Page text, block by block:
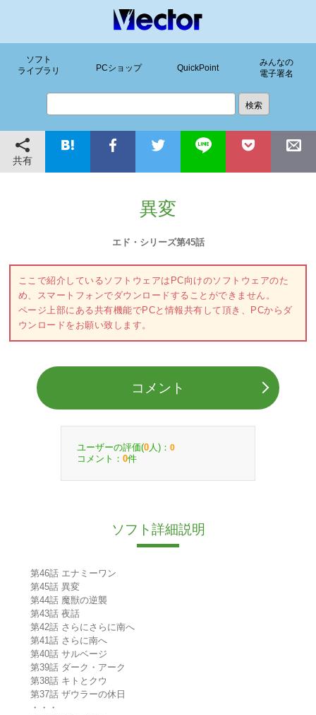
ソフト
ライブラリ
PCショップ QuickPoint
みんなの
電子署名
共有
異変
エド・シリーズ第45話
ここで紹介しているソフトウェアはPC向けのソフトウェアのた
め、スマートフォンでダウンロードすることができません。
ページ上部にある共有機能でPCと情報共有して頂き、PCからダ
ウンロードをお願い致します。
コメント
ユーザーの評価(0 人)： 0
コメント： 0件
ソフト詳細説明
第46話 エナミーワン
第45話 異変
第44話 魔獣の逆襲
第43話 夜話
第42話 さらにさらに南へ
第41話 さらに南へ
第40話 サルベージ
第39話 ダーク・アーク
第38話 キトとクウ
第37話 ザウラーの休日
・・・